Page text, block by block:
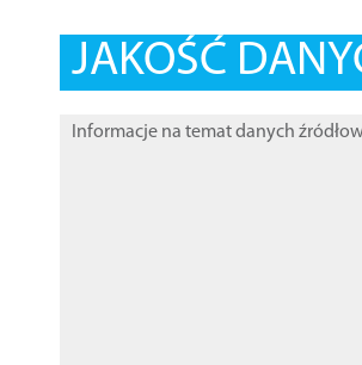
JAKOŚĆ
Informacje na temat danych